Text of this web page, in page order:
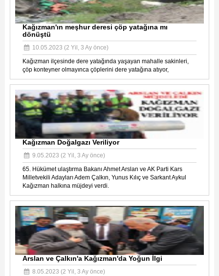
Kağızman'ın meşhur deresi çöp yatağına mı
dönüştü
10.05.2023 (2 Yil, 3 Ay önce)
Kağızman ilçesinde dere yatağında yaşayan mahalle sakinleri,
çöp konteyner olmayınca çöplerini dere yatağına atıyor,
Kağızman Doğalgazı Veriliyor
9.05.2023 (2 Yil, 3 Ay önce)
65. Hükümet ulaştırma Bakanı Ahmet Arslan ve AK Parti Kars
Milletvekili Adayları Adem Çalkın, Yunus Kılıç ve Sarkant Aykul
Kağızman halkına müjdeyi verdi.
Arslan ve Çalkın'a Kağızman'da Yoğun İlgi
8.05.2023 (2 Yil, 3 Ay önce)